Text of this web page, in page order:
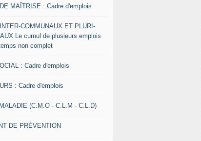
MAÎTRISE : Cadre d'emplois
COMMUNAUX ET PLURI-
Le cumul de plusieurs emplois
non complet
: Cadre d'emplois
: Cadre d'emplois
(C.M.O - C.L.M - C.L.D)
DE PRÉVENTION